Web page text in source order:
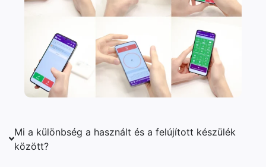
Mi a különbség a használt és a felújított készülék
között?